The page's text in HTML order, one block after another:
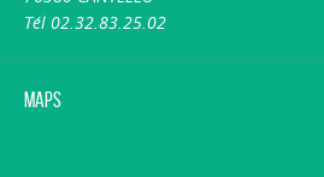
Tél 02.32.83.25.02
Maps